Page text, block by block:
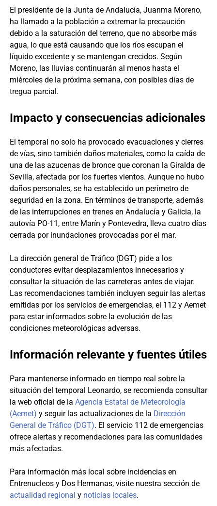
El presidente de la Junta de Andalucía, Juanma Moreno,
ha llamado a la población a extremar la precaución
debido a la saturación del terreno, que no absorbe más
agua, lo que está causando que los ríos escupan el
líquido excedente y se mantengan crecidos. Según
Moreno, las lluvias continuarán al menos hasta el
miércoles de la próxima semana, con posibles días de
tregua parcial.
Impacto y consecuencias adicionales
El temporal no solo ha provocado evacuaciones y cierres
de vías, sino también daños materiales, como la caída de
una de las azucenas de bronce que coronan la Giralda de
Sevilla, afectada por los fuertes vientos. Aunque no hubo
daños personales, se ha establecido un perímetro de
seguridad en la zona. En términos de transporte, además
de las interrupciones en trenes en Andalucía y Galicia, la
autovía PO-11, entre Marín y Pontevedra, lleva cuatro días
cerrada por inundaciones provocadas por el mar.
La dirección general de Tráfico (DGT) pide a los
conductores evitar desplazamientos innecesarios y
consultar la situación de las carreteras antes de viajar.
Las recomendaciones también incluyen seguir las alertas
emitidas por los servicios de emergencias, el 112 y Aemet
para estar informados sobre la evolución de las
condiciones meteorológicas adversas.
Información relevante y fuentes útiles
Para mantenerse informado en tiempo real sobre la
situación del temporal Leonardo, se recomienda consultar
la web oficial de la Agencia Estatal de Meteorología
(Aemet) y seguir las actualizaciones de la Dirección
General de Tráfico (DGT). El servicio 112 de emergencias
ofrece alertas y recomendaciones para las comunidades
más afectadas.
Para información más local sobre incidencias en
Entrenucleos y Dos Hermanas, visite nuestra sección de
actualidad regional y noticias locales.